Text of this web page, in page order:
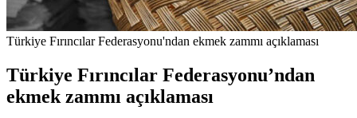
Türkiye Fırıncılar Federasyonu'ndan ekmek zammı açıklaması
Türkiye Fırıncılar Federasyonu’ndan
ekmek zammı açıklaması